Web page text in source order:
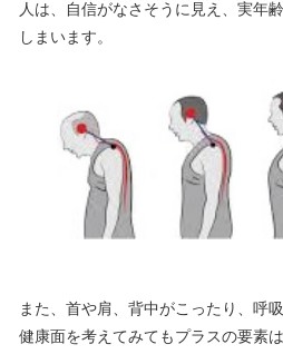
人は、自信がなさそうに見え、実年
しまいます。
また、首や肩、背中がこったり、呼
健康面を考えてみてもプラスの要素は